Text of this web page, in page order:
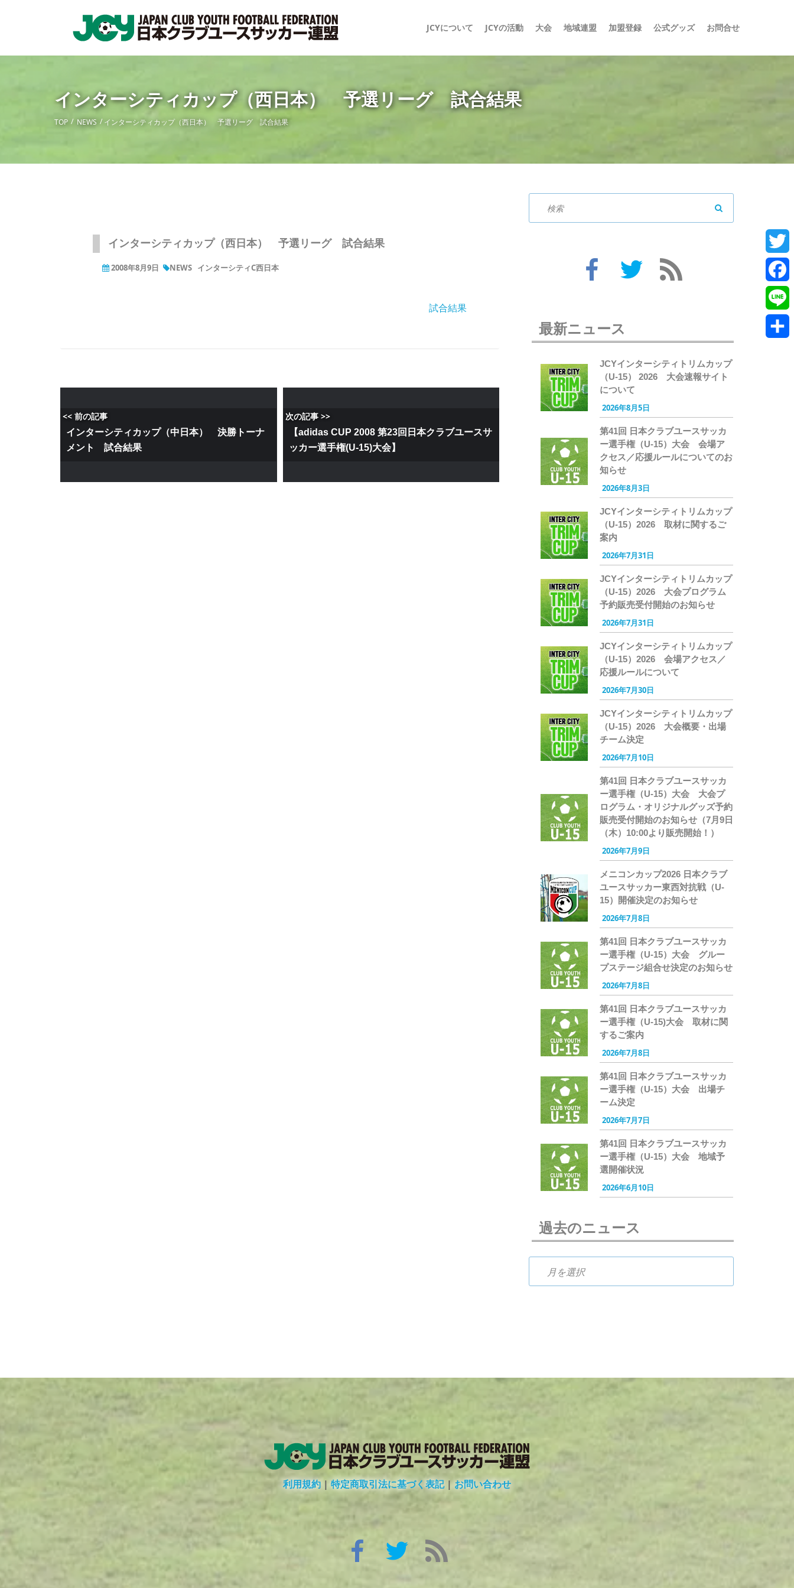
JCYについて JCYの活動 大会 地域連盟 加盟登録 公式グッズ お問合せ
インターシティカップ（西日本） 予選リーグ 試合結果
TOP NEWS インターシティカップ（西日本） 予選リーグ 試合結果
インターシティカップ（西日本） 予選リーグ 試合結果
2008年8月9日 NEWS インターシティC西日本
試合結果
<< 前の記事
インターシティカップ（中日本） 決勝トーナ
メント 試合結果
次の記事 >>
【adidas CUP 2008 第23回日本クラブユースサ
ッカー選手権(U-15)大会】
最新ニュース
JCYインターシティトリムカップ
（U-15） 2026 大会速報サイト
について
2026年8月5日
第41回 日本クラブユースサッカ
ー選手権（U-15）大会 会場ア
クセス／応援ルールについてのお
知らせ
2026年8月3日
JCYインターシティトリムカップ
（U-15）2026 取材に関するご
案内
2026年7月31日
JCYインターシティトリムカップ
（U-15）2026 大会プログラム
予約販売受付開始のお知らせ
2026年7月31日
JCYインターシティトリムカップ
（U-15）2026 会場アクセス／
応援ルールについて
2026年7月30日
JCYインターシティトリムカップ
（U-15）2026 大会概要・出場
チーム決定
2026年7月10日
第41回 日本クラブユースサッカ
ー選手権（U-15）大会 大会プ
ログラム・オリジナルグッズ予約
販売受付開始のお知らせ（7月9日
（木）10:00より販売開始！）
2026年7月9日
メニコンカップ2026 日本クラブ
ユースサッカー東西対抗戦（U-
15）開催決定のお知らせ
2026年7月8日
第41回 日本クラブユースサッカ
ー選手権（U-15）大会 グルー
プステージ組合せ決定のお知らせ
2026年7月8日
第41回 日本クラブユースサッカ
ー選手権（U-15)大会 取材に関
するご案内
2026年7月8日
第41回 日本クラブユースサッカ
ー選手権（U-15）大会 出場チ
ーム決定
2026年7月7日
第41回 日本クラブユースサッカ
ー選手権（U-15）大会 地域予
選開催状況
2026年6月10日
過去のニュース
利用規約 | 特定商取引法に基づく表記|お問い合わせ
Line